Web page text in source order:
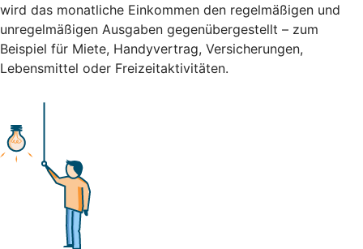
wird das monatliche Einkommen den regelmäßigen und
unregelmäßigen Ausgaben gegenübergestellt – zum
Beispiel für Miete, Handyvertrag, Versicherungen,
Lebensmittel oder Freizeitaktivitäten.